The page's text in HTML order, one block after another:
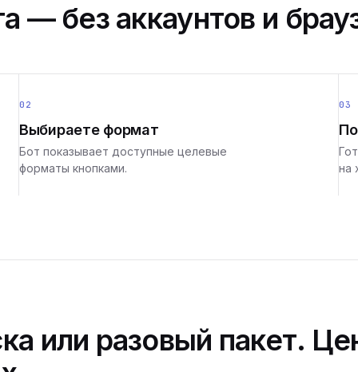
— без аккаунтов и
02
Выбираете формат
Бот показывает доступные целевые
форматы кнопками.
03
на
или разовый пакет.